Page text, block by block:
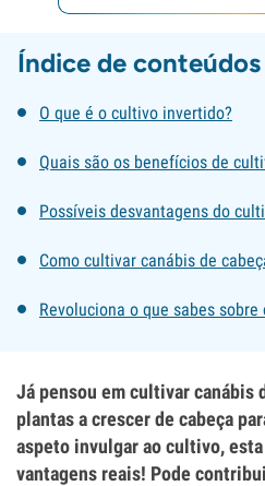
Índice de conteúdos
O que é o cultivo invertido?
Quais são os benefícios de
Possíveis desvantagens do
Como cultivar canábis de
Revoluciona o que sabes
Já pensou em cultivar canábis
plantas a crescer de cabeça
aspeto invulgar ao cultivo,
vantagens reais! Pode